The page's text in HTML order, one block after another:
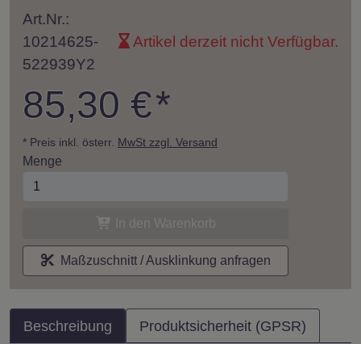
Art.Nr.:
10214625-
522939Y2
Artikel derzeit nicht Verfügbar.
85,30 €*
* Preis inkl. österr. MwSt zzgl. Versand
Menge
Maßzuschnitt / Ausklinkung anfragen
Beschreibung Produktsicherheit (GPSR)